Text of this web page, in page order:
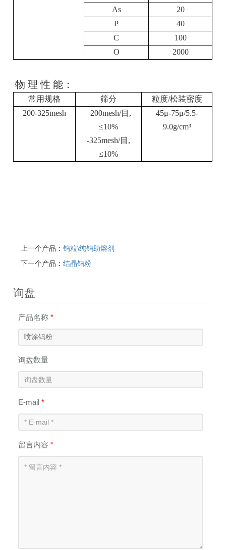
As
20
P
40
C
100
O
2000
物 理 性 能：
常用规格 筛分 粒度/松装密度
200-325mesh
+200mesh/目 ,
≤10%
-325mesh/目 ,
≤10%
45μ-75μ/5.5-
9.0g/cm³
上一个产品：钨粒\纯钨助熔剂
下一个产品：结晶钨粉
询盘
产品名称*
询盘数量
E-mail*
留言内容*